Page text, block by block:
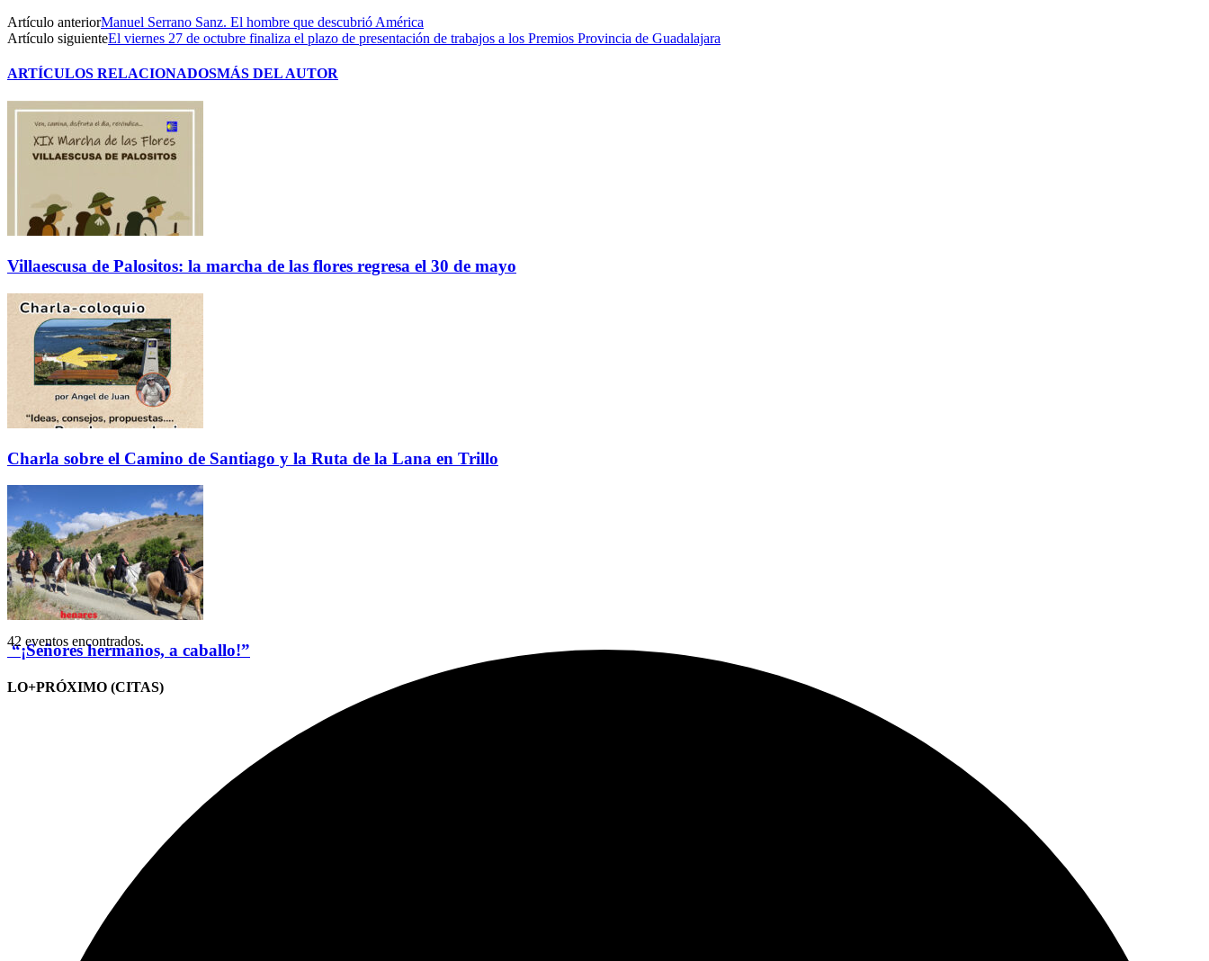
Artículo anteriorManuel Serrano Sanz. El hombre que descubrió América
Artículo siguienteEl viernes 27 de octubre finaliza el plazo de presentación de trabajos a los Premios Provincia de Guadalajara
ARTÍCULOS RELACIONADOSMÁS DEL AUTOR
Villaescusa de Palositos: la marcha de las flores regresa el 30 de mayo
Charla sobre el Camino de Santiago y la Ruta de la Lana en Trillo
“¡Señores hermanos, a caballo!”
LO+PRÓXIMO (CITAS)
42 eventos encontrados.